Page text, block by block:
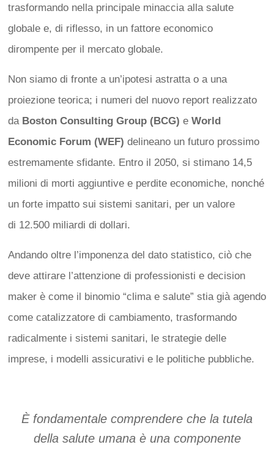
trasformando nella principale minaccia alla salute
globale e, di riflesso, in un fattore economico
dirompente per il mercato globale.
Non siamo di fronte a un’ipotesi astratta o a una
proiezione teorica; i numeri del nuovo report realizzato
da Boston Consulting Group (BCG) e World
Economic Forum (WEF) delineano un futuro prossimo
estremamente sfidante. Entro il 2050, si stimano 14,5
milioni di morti aggiuntive e perdite economiche, nonché
un forte impatto sui sistemi sanitari, per un valore
di 12.500 miliardi di dollari.
Andando oltre l’imponenza del dato statistico, ciò che
deve attirare l’attenzione di professionisti e decision
maker è come il binomio “clima e salute” stia già agendo
come catalizzatore di cambiamento, trasformando
radicalmente i sistemi sanitari, le strategie delle
imprese, i modelli assicurativi e le politiche pubbliche.
È fondamentale comprendere che la tutela
della salute umana è una componente